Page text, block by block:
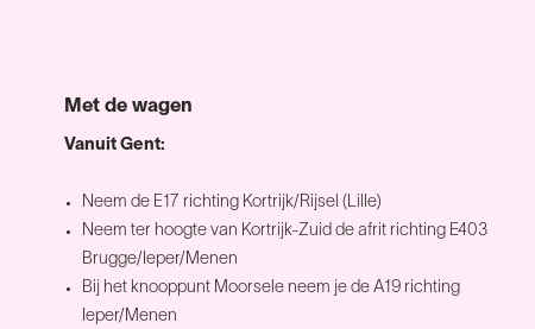
Met de wagen
Vanuit Gent:
Neem de E17 richting Kortrijk/Rijsel (Lille)
Neem ter hoogte van Kortrijk-Zuid de afrit richting E403
Brugge/Ieper/Menen
Bij het knooppunt Moorsele neem je de A19 richting
Ieper/Menen